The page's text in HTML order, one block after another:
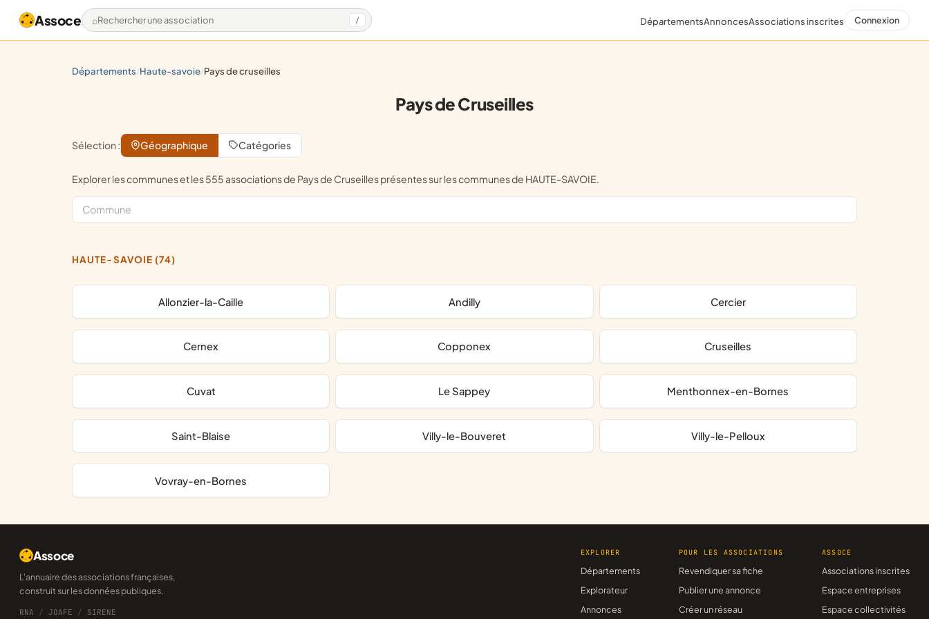
Assoce Rechercher une association / DépartementsAnnoncesAssociations inscrites Connexion
départements/ haute-savoie/ pays de cruseilles
Pays de Cruseilles
Sélection : Géographique Catégories
Explorer les communes et les 555 associations de Pays de Cruseilles présentes sur les communes de HAUTE-SAVOIE.
HAUTE-SAVOIE (74)
Allonzier-la-Caille Andilly Cercier
Cernex Copponex Cruseilles
Cuvat Le Sappey Menthonnex-en-Bornes
Saint-Blaise Villy-le-Bouveret Villy-le-Pelloux
Vovray-en-Bornes
Assoce
L'annuaire des associations françaises,
construit sur les données publiques.
RNA / JOAFE / SIRENE
EXPLORER
Départements
Explorateur
Annonces
POUR LES ASSOCIATIONS
Revendiquer sa fiche
Publier une annonce
Créer un réseau
ASSOCE
Associations inscrites
Espace entreprises
Espace collectivités